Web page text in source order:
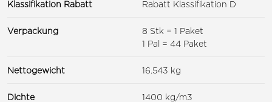
Klassifikation Rabatt Rabatt Klassifikation D
Verpackung
8 Stk = 1 Paket
1 Pal = 44 Paket
Nettogewicht 16.543 kg
Dichte 1400 kg/m3